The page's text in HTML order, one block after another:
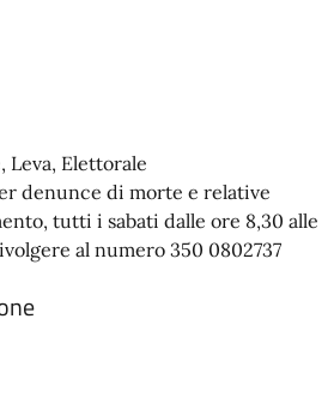
Leva, Elettorale
denunce di morte e relative
tutti i sabati dalle ore 8,30 alle
al numero 350 0802737